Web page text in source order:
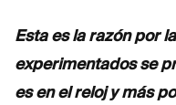
Esta es la razón por
experimentados se
es en el reloj y más